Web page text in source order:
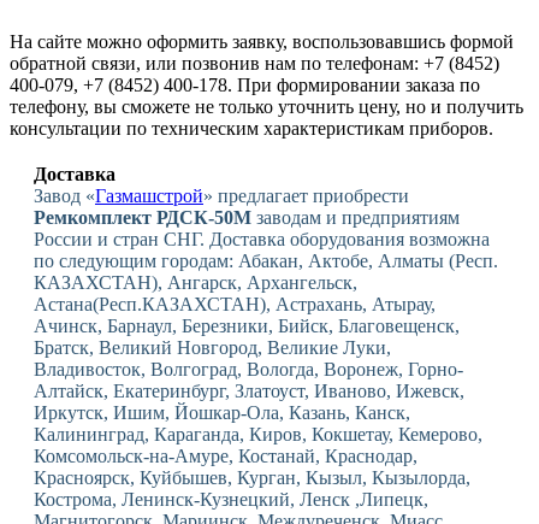
На сайте можно оформить заявку, воспользовавшись формой
обратной связи, или позвонив нам по телефонам: +7 (8452)
400-079, +7 (8452) 400-178. При формировании заказа по
телефону, вы сможете не только уточнить цену, но и получить
консультации по техническим характеристикам приборов.
Доставка
Завод «Газмашстрой» предлагает приобрести
Ремкомплект РДСК-50М заводам и предприятиям
России и стран СНГ. Доставка оборудования возможна
по следующим городам: Абакан, Актобе, Алматы (Респ.
КАЗАХСТАН), Ангарск, Архангельск,
Астана(Респ.КАЗАХСТАН), Астрахань, Атырау,
Ачинск, Барнаул, Березники, Бийск, Благовещенск,
Братск, Великий Новгород, Великие Луки,
Владивосток, Волгоград, Вологда, Воронеж, Горно-
Алтайск, Екатеринбург, Златоуст, Иваново, Ижевск,
Иркутск, Ишим, Йошкар-Ола, Казань, Канск,
Калининград, Караганда, Киров, Кокшетау, Кемерово,
Комсомольск-на-Амуре, Костанай, Краснодар,
Красноярск, Куйбышев, Курган, Кызыл, Кызылорда,
Кострома, Ленинск-Кузнецкий, Ленск ,Липецк,